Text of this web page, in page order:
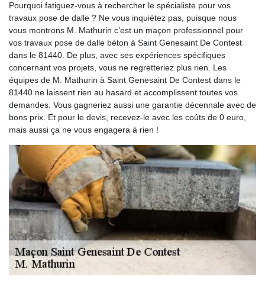
Pourquoi fatiguez-vous à rechercher le spécialiste pour vos
travaux pose de dalle ? Ne vous inquiétez pas, puisque nous
vous montrons M. Mathurin c’est un maçon professionnel pour
vos travaux pose de dalle béton à Saint Genesaint De Contest
dans le 81440. De plus, avec ses expériences spécifiques
concernant vos projets, vous ne regretteriez plus rien. Les
équipes de M. Mathurin à Saint Genesaint De Contest dans le
81440 ne laissent rien au hasard et accomplissent toutes vos
demandes. Vous gagneriez aussi une garantie décennale avec de
bons prix. Et pour le devis, recevez-le avec les coûts de 0 euro,
mais aussi ça ne vous engagera à rien !